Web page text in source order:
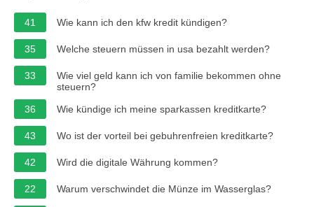
41 Wie kann ich den kfw kredit kündigen?
35 Welche steuern müssen in usa bezahlt werden?
33
Wie viel geld kann ich von familie bekommen ohne
steuern?
36
Wie kündige ich meine sparkassen kreditkarte?
43 Wo ist der vorteil bei gebuhrenfreien kreditkarte?
42 Wird die digitale Währung kommen?
22 Warum verschwindet die Münze im Wasserglas?